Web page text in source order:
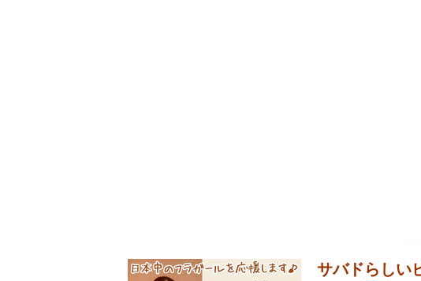
サバドらしい